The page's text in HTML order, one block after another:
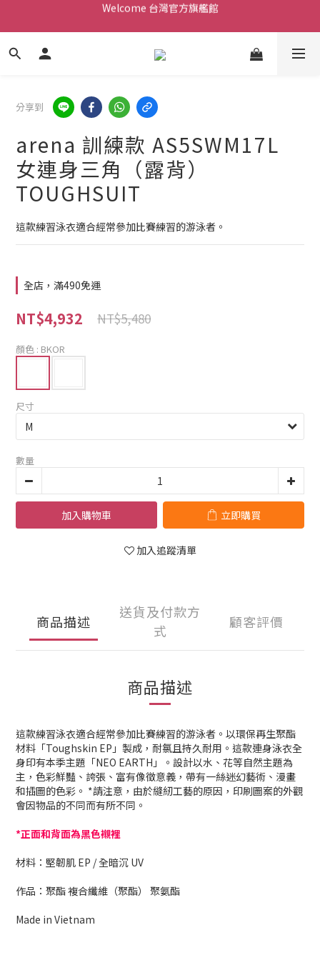
Welcome 台灣官方旗艦館
新會員加入現領折價200元。立即抵用。
分享到
arena 訓練款 AS5SWM17L
女連身三角（露背）
TOUGHSUIT
這款練習泳衣適合經常參加比賽練習的游泳者。
全店，滿490免運
NT$4,932 NT$5,480
顏色 : BKOR
尺寸
數量
加入購物車 立即購買
加入追蹤清單
商品描述
送貨及付款方
式
顧客評價
商品描述
這款練習泳衣適合經常參加比賽練習的游泳者。以環保再生聚酯
材料「Toughskin EP」製成，耐氯且持久耐用。這款連身泳衣全
身印有本季主題「NEO EARTH」。設計以水、花等自然主題為
主，色彩鮮豔、誇張、富有像徵意義，帶有一絲迷幻藝術、漫畫
和插圖的色彩。 *請注意，由於縫紉工藝的原因，印刷圖案的外觀
會因物品的不同而有所不同。
*正面和背面為黑色襯裡
材料：堅韌肌 EP / 全暗沉 UV
作品：聚酯 複合纖維（聚酯） 聚氨酯
Made in Vietnam